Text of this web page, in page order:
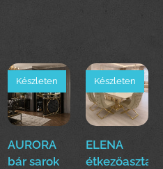
AURORA
bár sarok
Készleten
ELENA
étkezőasztal
Készleten